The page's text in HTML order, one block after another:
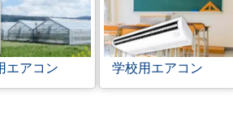
エアコン 学校用エアコン